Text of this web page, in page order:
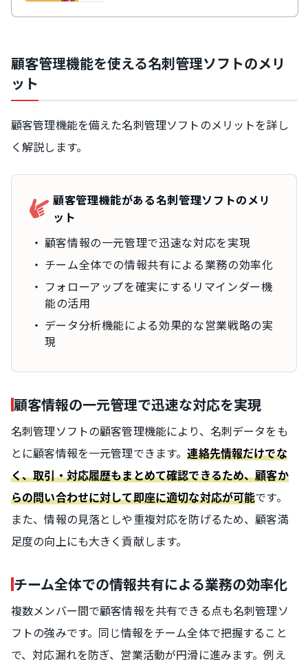
顧客管理機能を使える名刺管理ソフトのメリ
ット
顧客管理機能を備えた名刺管理ソフトのメリットを詳し
く解説します。
顧客管理機能がある名刺管理ソフトのメリ
ット
顧客情報の一元管理で迅速な対応を実現
チーム全体での情報共有による業務の効率化
フォローアップを確実にするリマインダー機
能の活用
データ分析機能による効果的な営業戦略の実
現
顧客情報の一元管理で迅速な対応を実現
名刺管理ソフトの顧客管理機能により、名刺データをも
とに顧客情報を一元管理できます。連絡先情報だけでな
く、取引・対応履歴もまとめて確認できるため、顧客か
らの問い合わせに対して即座に適切な対応が可能です。
また、情報の見落としや重複対応を防げるため、顧客満
足度の向上にも大きく貢献します。
チーム全体での情報共有による業務の効率化
複数メンバー間で顧客情報を共有できる点も名刺管理ソ
フトの強みです。同じ情報をチーム全体で把握すること
で、対応漏れを防ぎ、営業活動が円滑に進みます。例え